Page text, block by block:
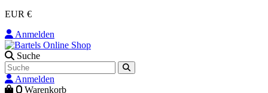
EUR €
Anmelden
Suche
Anmelden
0 Warenkorb